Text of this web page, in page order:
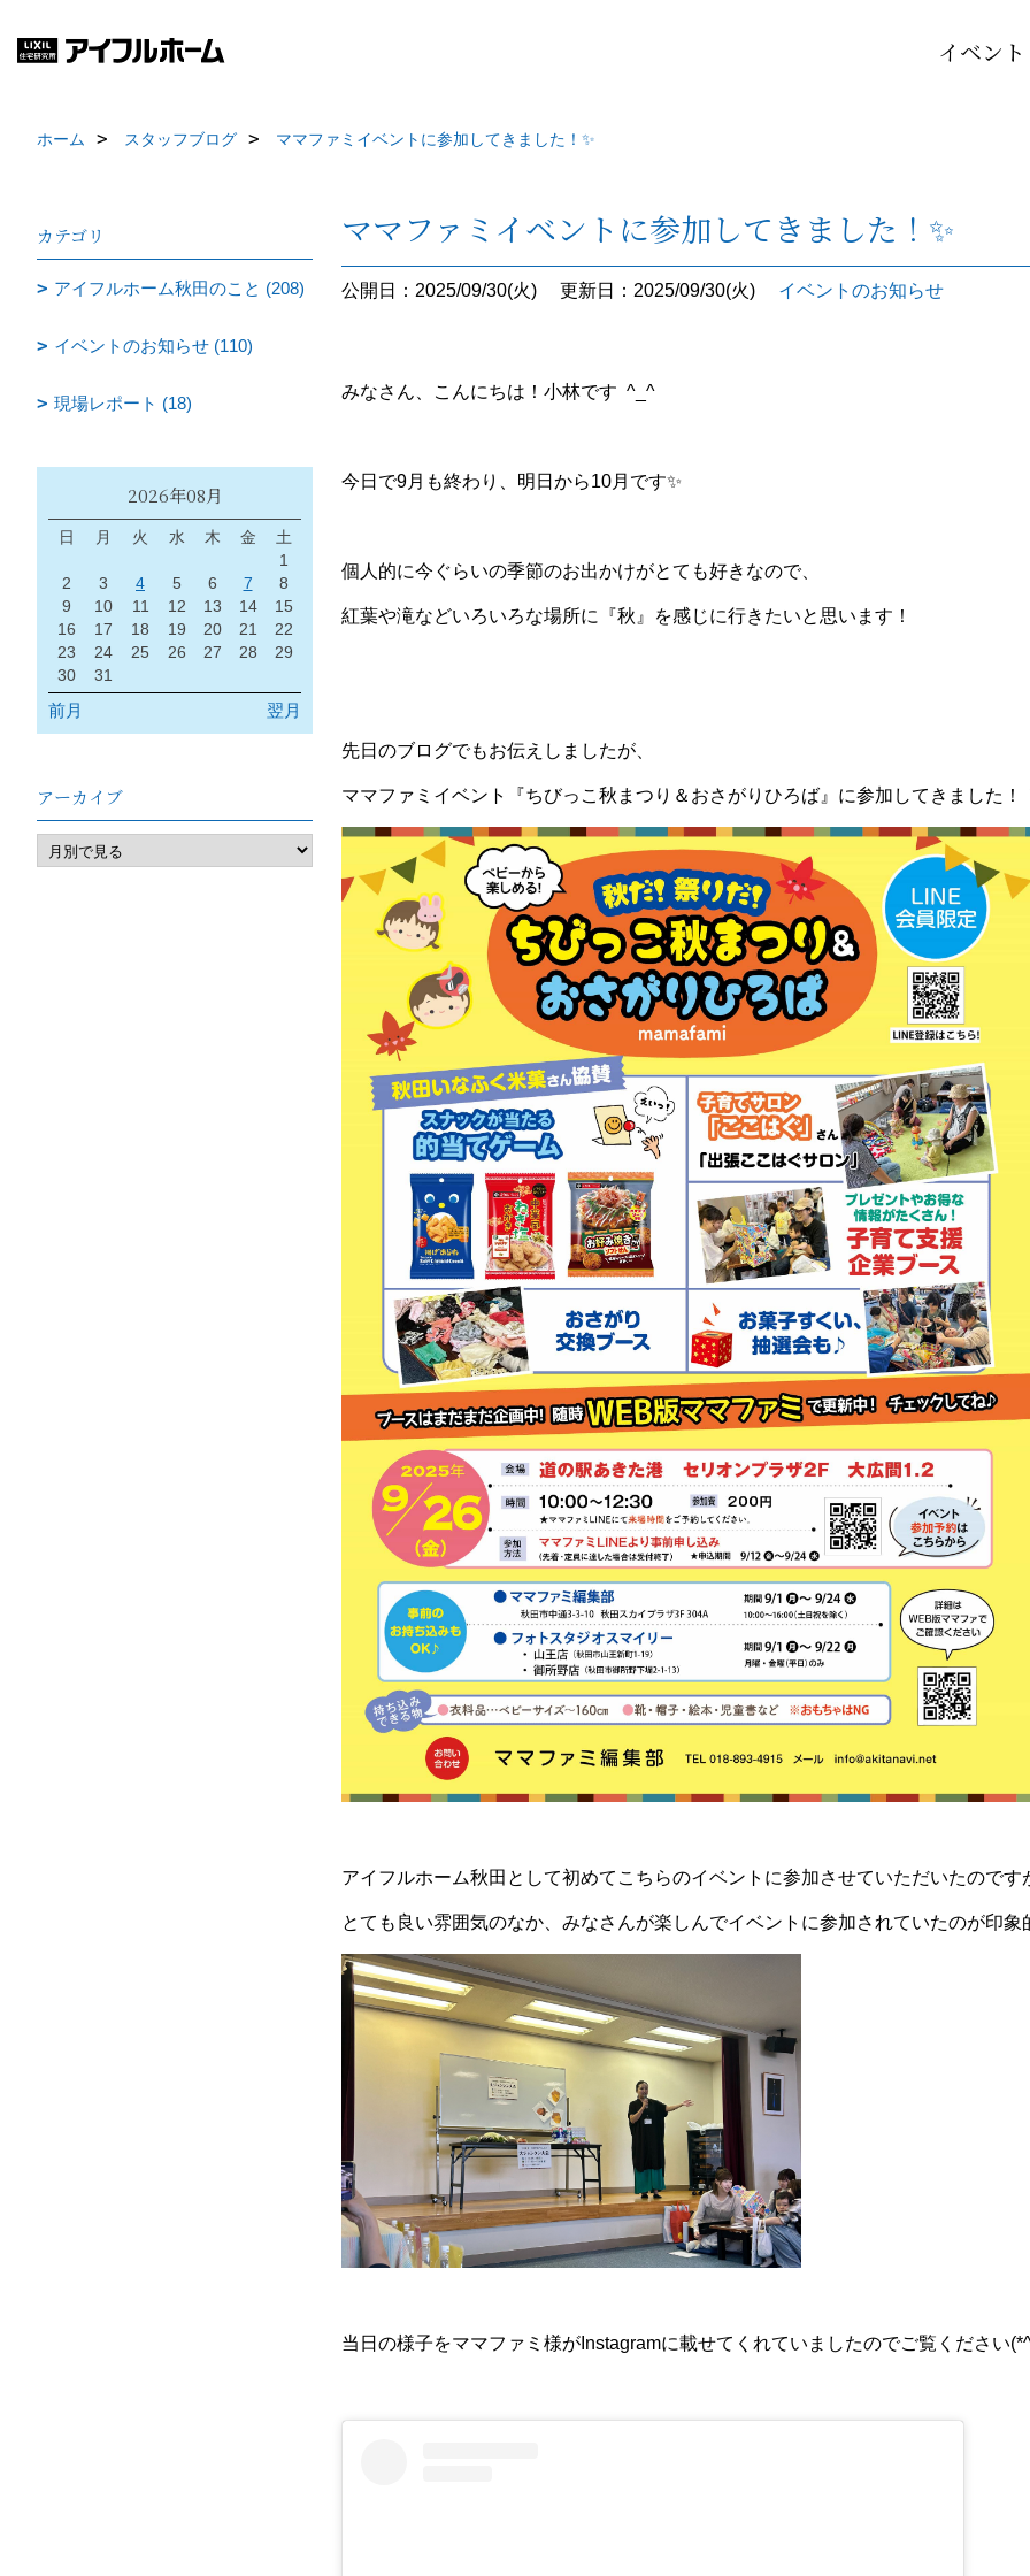
イベント
ホーム スタッフブログ ママファミイベントに参加してきました！✨
ママファミイベントに参加してきました！✨
公開日：2025/09/30(火) 更新日：2025/09/30(火) イベントのお知らせ
みなさん、こんにちは！小林です ^_^
今日で9月も終わり、明日から10月です✨
個人的に今ぐらいの季節のお出かけがとても好きなので、
紅葉や滝などいろいろな場所に『秋』を感じに行きたいと思います！
先日のブログでもお伝えしましたが、
ママファミイベント『ちびっこ秋まつり＆おさがりひろば』に参加してきました！
アイフルホーム秋田として初めてこちらのイベントに参加させていただいたのです
とても良い雰囲気のなか、みなさんが楽しんでイベントに参加されていたのが印象
当日の様子をママファミ様がInstagramに載せてくれていましたのでご覧ください
カテゴリ
アイフルホーム秋田のこと (208)
イベントのお知らせ (110)
現場レポート (18)
2026年08月
日 月 火 水 木 金
土
1
2
3 4 5 6 7
8
9
10 11 12 13 14
15
16
17 18 19 20 21
22
23
24 25 26 27 28
29
30
31
前月 翌月
アーカイブ